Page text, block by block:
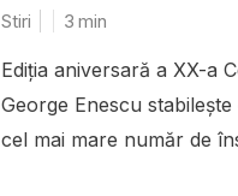
Stiri 3 min
Ediția aniversară a XX-a
George Enescu
cel mai mare număr de